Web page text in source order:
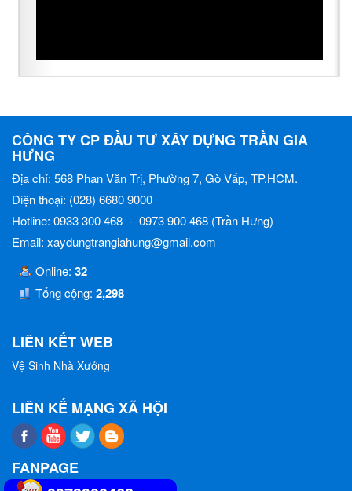
CÔNG TY CP ĐẦU TƯ XÂY DỰNG TRẦN GIA
HƯNG
Địa chỉ: 568 Phan Văn Trị, Phường 7, Gò Vấp, TP.HCM.
Điện thoại: (028) 6680 9000
Hotline: 0933 300 468 - 0973 900 468 (Trần Hưng)
Email: xaydungtrangiahung@gmail.com
Online: 32
Tổng cộng: 2,298
LIÊN KẾT WEB
Vệ Sinh Nhà Xưởng
LIÊN KẾ MẠNG XÃ HỘI
FANPAGE